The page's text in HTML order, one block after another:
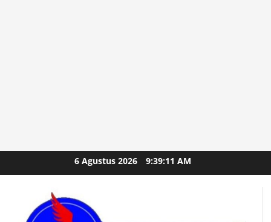
to
6 Agustus 2026 9:39:13 AM